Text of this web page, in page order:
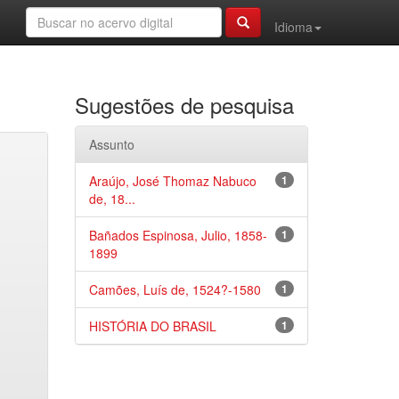
Idioma
Sugestões de pesquisa
Assunto
1
Araújo, José Thomaz Nabuco
de, 18...
1
Bañados Espinosa, Julio, 1858-
1899
1
Camões, Luís de, 1524?-1580
1
HISTÓRIA DO BRASIL